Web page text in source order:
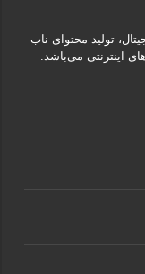
تولید محتوای ناب
اینترنتی می‌باشد.